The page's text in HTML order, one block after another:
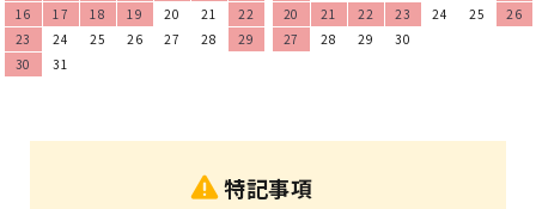
16
17 18 19 20 21
22
23
24 25 26 27 28
29
30
31
20
21 22 23 24 25
26
27
28 29 30
特記事項